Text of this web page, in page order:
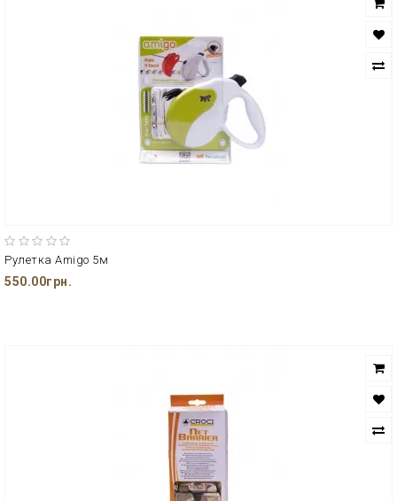
Рулетка Amigo 5м
550.00грн.